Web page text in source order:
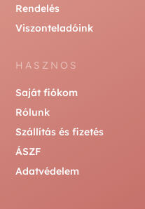
Rendelés
Viszonteladóink
HASZNOS
Saját fiókom
Rólunk
Szállítás és fizetés
ÁSZF
Adatvédelem